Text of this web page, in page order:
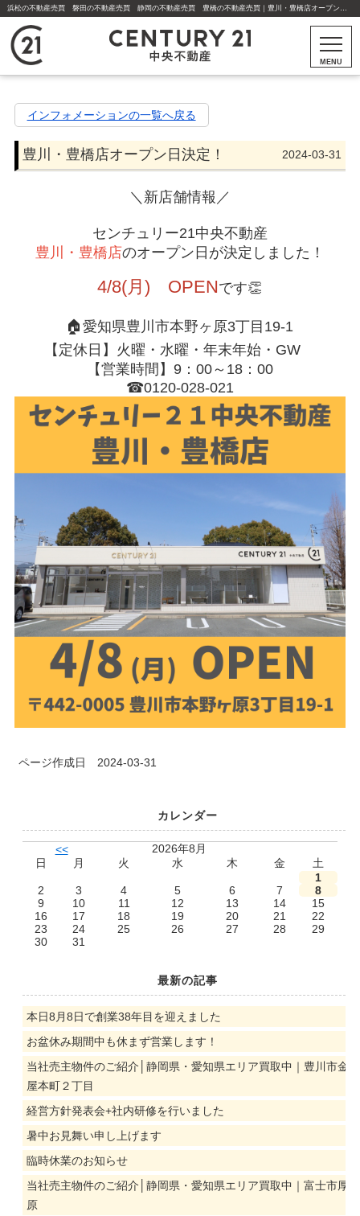
浜松の不動産売買 磐田の不動産売買 静岡の不動産売買 豊橋の不動産売買｜豊川・豊橋店オープン日決定【更新】豊川・豊橋店オープン日決定！ | 浜松市・磐田市・静岡市・焼津市・藤枝市・豊川市・豊橋市の不動産はセンチュリー21中央不動産
MENU
インフォメーションの一覧へ戻る
豊川・豊橋店オープン日決定！ 2024-03-31
＼新店舗情報／
センチュリー21中央不動産
豊川・豊橋店のオープン日が決定しました！
4/8(月) OPENです👏
🏠愛知県豊川市本野ヶ原3丁目19-1
【定休日】火曜・水曜・年末年始・GW
【営業時間】9：00～18：00
☎0120-028-021
ページ作成日 2024-03-31
カレンダー
<<
2026年8月
日
月 火 水 木 金
土
1
2
3 4 5 6 7
8
9
10 11 12 13 14
15
16
17 18 19 20 21
22
23
24 25 26 27 28
29
30
31
最新の記事
本日8月8日で創業38年目を迎えました
お盆休み期間中も休まず営業します！
当社売主物件のご紹介│静岡県・愛知県エリア買取中｜豊川市金
屋本町２丁目
経営方針発表会+社内研修を行いました
暑中お見舞い申し上げます
臨時休業のお知らせ
当社売主物件のご紹介│静岡県・愛知県エリア買取中｜富士市厚
原